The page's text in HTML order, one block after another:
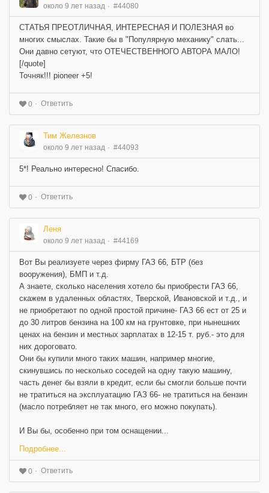
около 9 лет назад #44080
СТАТЬЯ ПРЕОТЛИЧНАЯ, ИНТЕРЕСНАЯ И ПОЛЕЗНАЯ во
многих смыслах. Такие бы в "Популярную механику" слать...
Они давно сетуют, что ОТЕЧЕСТВЕННОГО АВТОРА МАЛО!
[/quote]
Точняк!!! pioneer +5!
0 Ответить
Тим Железнов
около 9 лет назад #44093
5*! Реально интересно! Спасибо.
0 Ответить
Леня
около 9 лет назад #44169
Вот Вы реализуете через фирму ГАЗ 66, БТР (без
вооружения), БМП и т.д.
А знаете, сколько населения хотело бы приобрести ГАЗ 66,
скажем в удаленных областях, Тверской, Ивановской и т.д., и
не приобретают по одной простой причине- ГАЗ 66 ест от 25 и
до 30 литров бензина на 100 км на грунтовке, при нынешних
ценах на бензин и местных зарплатах в 12-15 т. руб.- это для
них дороговато.
Они бы купили много таких машин, например многие,
скинувшись по несколько соседей на одну такую машину,
часть денег бы взяли в кредит, если бы смогли больше почти
не тратиться на эксплуатацию ГАЗ 66- не тратиться на бензин
(масло потребляет не так много, его можно покупать).
И Вы бы, особенно при том оснащении...
Подробнее...
0 Ответить